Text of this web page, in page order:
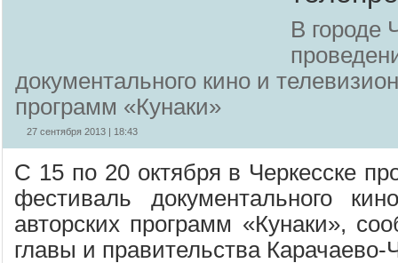
В городе
документального кино и
программ «Кунаки»
27 сентября 2013 | 18:43
С 15 по 20 октября в Черкесске
фестиваль документального
авторских программ «Кунаки»,
главы и правительства Карачаево-